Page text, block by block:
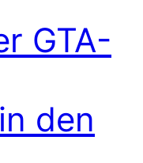
GTA-
den